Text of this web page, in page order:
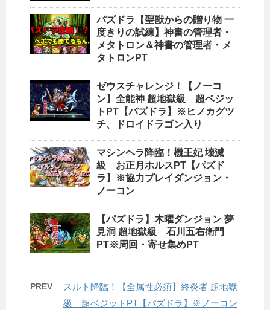
パズドラ【聖獣からの贈り物 一
度きりの試練】神書の管理者・
メタトロン＆神書の管理者・メ
タトロンPT
ゼウスチャレンジ！【ノーコ
ン】全能神 超地獄級 超ベジッ
トPT【パズドラ】※ヒノカグツ
チ、ドロイドラゴン入り
マシンヘラ降臨！機王妃 壊滅
級 お正月ホルスPT【パズド
ラ】※協力プレイダンジョン・
ノーコン
【パズドラ】木曜ダンジョン 夢
見洞 超地獄級 石川五右衛門
PT※周回・寄せ集めPT
PREV
スルト降臨！【全属性必須】終炎者 超地獄
級 超ベジットPT【パズドラ】※ノーコン